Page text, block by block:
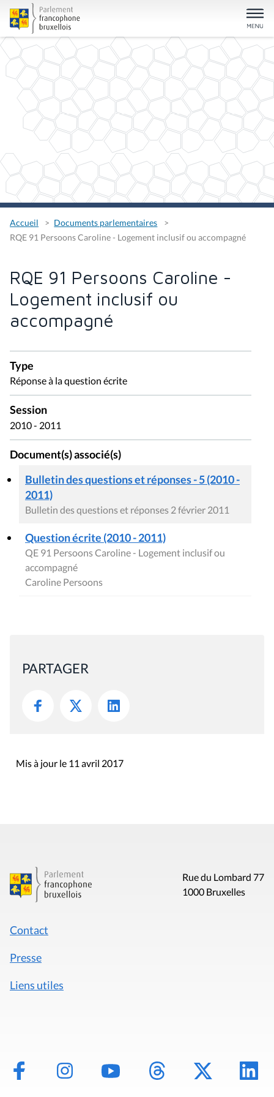
Accueil
Documents parlementaires
RQE 91 Persoons Caroline - Logement inclusif ou accompagné
RQE 91 Persoons Caroline -
Logement inclusif ou
accompagné
Type
Réponse à la question écrite
Session
2010 - 2011
Document(s) associé(s)
Bulletin des questions et réponses - 5 (2010 -
2011)
Bulletin des questions et réponses 2 février 2011
Question écrite (2010 - 2011)
QE 91 Persoons Caroline - Logement inclusif ou
accompagné
Caroline Persoons
PARTAGER
Mis à jour le 11 avril 2017
Rue du Lombard 77
1000 Bruxelles
Contact
Presse
Liens utiles